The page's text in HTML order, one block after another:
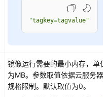
"tagkey=tagvalue"
镜像运行需要的最小内存，单位
为MB。参数取值依据云服务器
规格限制。默认取值为0。